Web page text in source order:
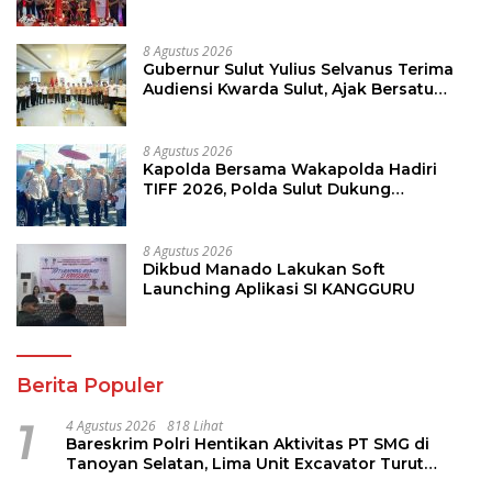
8 Agustus 2026
Gubernur Sulut Yulius Selvanus Terima
Audiensi Kwarda Sulut, Ajak Bersatu
8 Agustus 2026
Kapolda Bersama Wakapolda Hadiri
TIFF 2026, Polda Sulut Dukung
8 Agustus 2026
Dikbud Manado Lakukan Soft
Launching Aplikasi SI KANGGURU
Berita Populer
1 4 Agustus 2026 818 Lihat
Bareskrim Polri Hentikan Aktivitas PT SMG di
Tanoyan Selatan, Lima Unit Excavator Turut